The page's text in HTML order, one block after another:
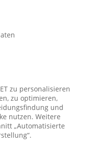
zu personalisieren
zu optimieren,
und
nutzen. Weitere
„Automatisierte